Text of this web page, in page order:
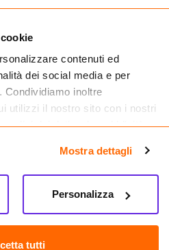
contenuti ed
dei social media e per
Condividiamo inoltre
utilizzi il nostro sito con i nostri
dei dati web, pubblicità e
o che hanno raccolto dal
Mostra dettagli
tutti
Personalizza
NA-884088
128, 80147 Napoli